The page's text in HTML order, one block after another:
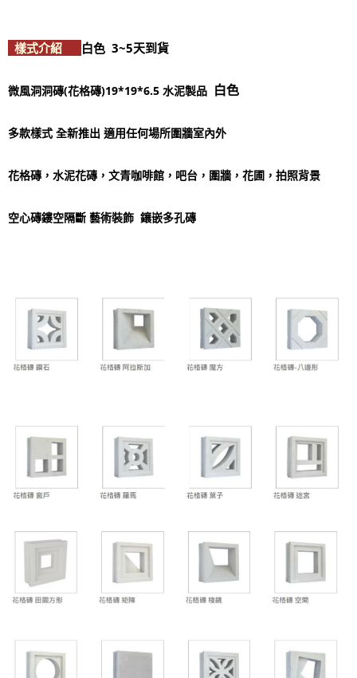
樣式介紹 白色 3~5天到貨
微風洞洞磚(花格磚)19*19*6.5 水泥製品 白色
多款樣式 全新推出 適用任何場所圍牆室內外
花格磚，水泥花磚，文青咖啡館，吧台，圍牆，花圃，拍照背景
空心磚鏤空隔斷 藝術裝飾 鑲嵌多孔磚